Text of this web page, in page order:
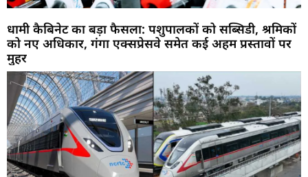
धामी कैबिनेट का बड़ा फैसला: पशुपालकों को सब्सिडी, श्रमिकों
को नए अधिकार, गंगा एक्सप्रेसवे समेत कई अहम प्रस्तावों पर
मुहर